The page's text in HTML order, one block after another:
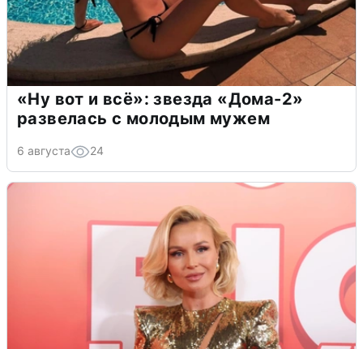
«Ну вот и всё»: звезда «Дома-2»
развелась с молодым мужем
6 августа 24